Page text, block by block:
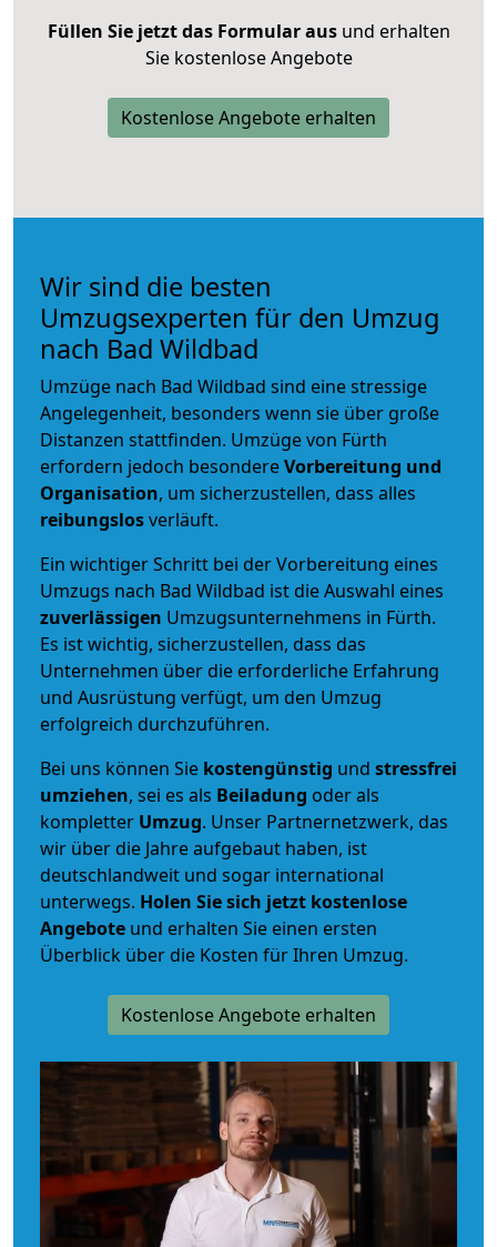
Füllen Sie jetzt das Formular ausund erhalten
Sie kostenlose Angebote
Kostenlose Angebote erhalten
Wir sind die besten
Umzugsexperten für den Umzug
nach Bad Wildbad
Umzüge nach Bad Wildbad sind eine stressige
Angelegenheit, besonders wenn sie über große
Distanzen stattfinden. Umzüge von Fürth
erfordern jedoch besondereVorbereitung und
Organisation, um sicherzustellen, dass alles
reibungslosverläuft.
Ein wichtiger Schritt bei der Vorbereitung eines
Umzugs nach Bad Wildbad ist die Auswahl eines
zuverlässigen Umzugsunternehmens in Fürth.
Es ist wichtig, sicherzustellen, dass das
Unternehmen über die erforderliche Erfahrung
und Ausrüstung verfügt, um den Umzug
erfolgreich durchzuführen.
Bei uns können Sie kostengünstig und stressfrei
umziehen, sei es als Beiladung oder als
kompletter Umzug. Unser Partnernetzwerk, das
wir über die Jahre aufgebaut haben, ist
deutschlandweit und sogar international
unterwegs. Holen Sie sich jetzt kostenlose
Angebote und erhalten Sie einen ersten
Überblick über die Kosten für Ihren Umzug.
Kostenlose Angebote erhalten